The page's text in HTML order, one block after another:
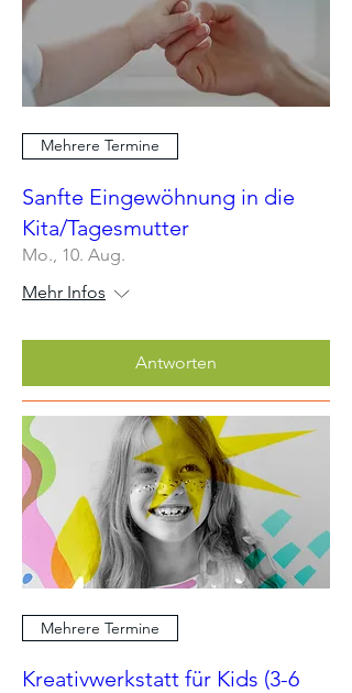
Mehrere Termine
Sanfte Eingewöhnung in die
Kita/Tagesmutter
Mo., 10. Aug.
Mehr Infos
Antworten
Mehrere Termine
Kreativwerkstatt für Kids (3-6